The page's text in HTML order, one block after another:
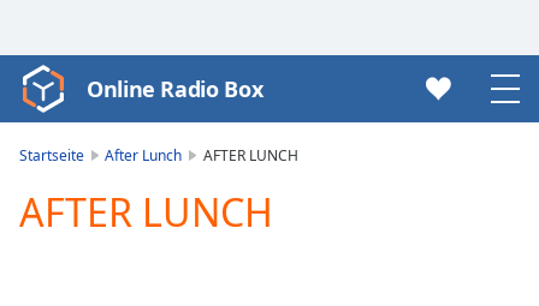
Video
Player
Play
Video
Online Radio Box
Startseite After Lunch AFTER LUNCH
AFTER LUNCH